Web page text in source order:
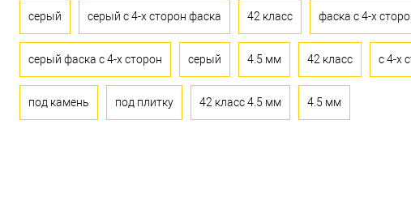
серый серый с 4-х сторон фаска 42 класс фаска с 4-х
серый фаска с 4-х сторон серый 4.5 мм 42 класс с 4-х
под камень под плитку 42 класс 4.5 мм 4.5 мм